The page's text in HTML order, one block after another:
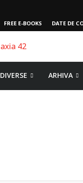
FREE E-BOOKS DATE DE
DIVERSE ARHIVA